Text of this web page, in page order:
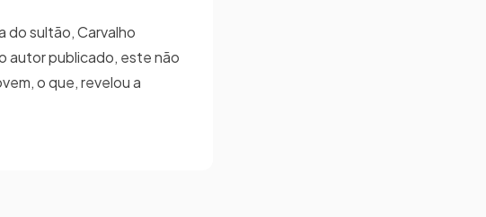
do sultão, Carvalho
autor publicado, este não
o que, revelou a